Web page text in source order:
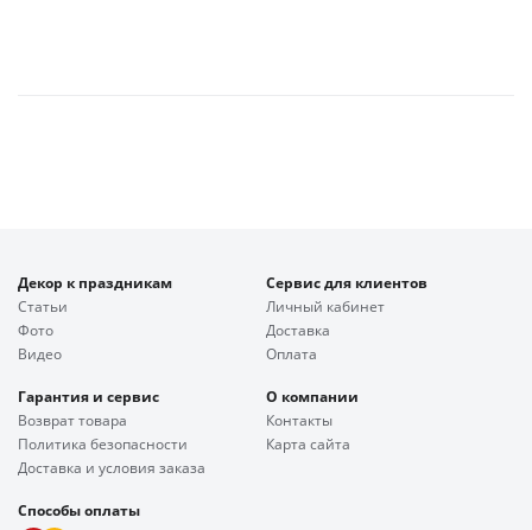
Декор к праздникам
Статьи
Фото
Видео
Сервис для клиентов
Личный кабинет
Доставка
Оплата
Гарантия и сервис
Возврат товара
Политика безопасности
Доставка и условия заказа
О компании
Контакты
Карта сайта
Способы оплаты